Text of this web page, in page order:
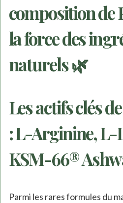
composition de
la force des
naturels 🌿
Les actifs clés
: L-Arginine, L-
KSM-66®
Parmi les rares formules du